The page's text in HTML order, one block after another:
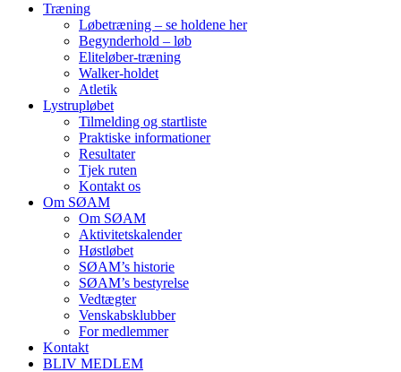
Træning
Løbetræning – se holdene her
Begynderhold – løb
Eliteløber-træning
Walker-holdet
Atletik
Lystrupløbet
Tilmelding og startliste
Praktiske informationer
Resultater
Tjek ruten
Kontakt os
Om SØAM
Om SØAM
Aktivitetskalender
Høstløbet
SØAM’s historie
SØAM’s bestyrelse
Vedtægter
Venskabsklubber
For medlemmer
Kontakt
BLIV MEDLEM